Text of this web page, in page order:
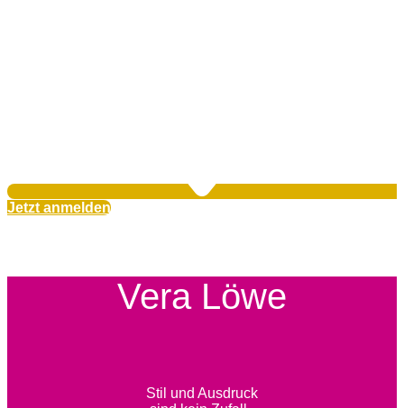
Jetzt anmelden
Vera Löwe
Stil und Ausdruck